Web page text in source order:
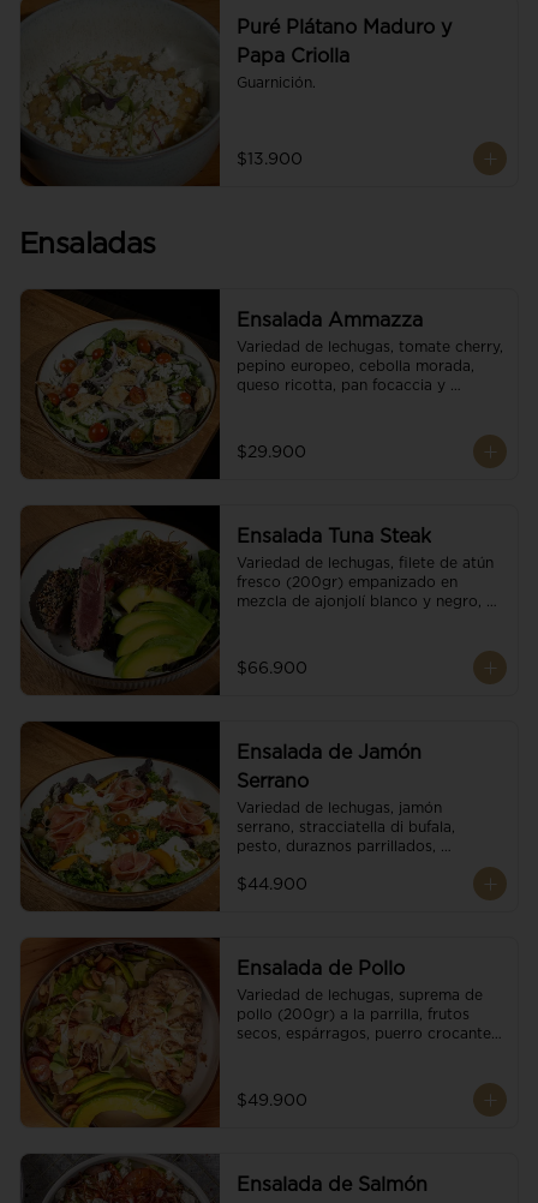
Puré Plátano Maduro y
Papa Criolla
Guarnición.
$13.900
Ensaladas
Ensalada Ammazza
Variedad de lechugas, tomate cherry,
pepino europeo, cebolla morada,
queso ricotta, pan focaccia y
$29.900
Ensalada Tuna Steak
Variedad de lechugas, filete de atún
fresco (200gr) empanizado en
mezcla de ajonjolí blanco y negro,
parmesano, puerro crocante y
reducción de balsámico.
$66.900
Ensalada de Jamón
Serrano
Variedad de lechugas, jamón
serrano, stracciatella di bufala,
pesto, duraznos parrillados,
tomate cherry y vinagreta
$44.900
Ensalada de Pollo
Variedad de lechugas, suprema de
pollo (200gr) a la parrilla, frutos
secos, espárragos, puerro crocante,
balsámico.
$49.900
Ensalada de Salmón